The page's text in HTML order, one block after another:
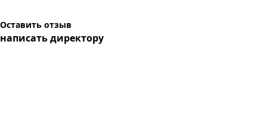
Оставить отзыв
написать директору